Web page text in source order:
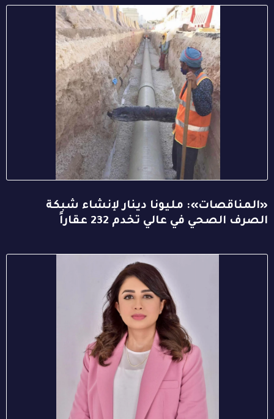
«المناقصات»: مليونا دينار لإنشاء شبكة
الصرف الصحي في عالي تخدم 232 عقاراً